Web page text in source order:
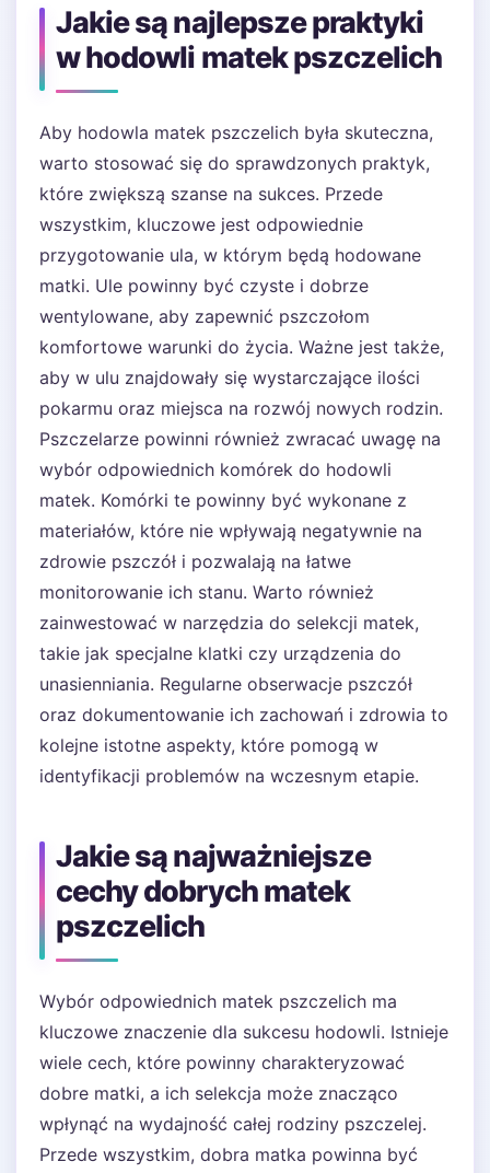
Jakie są najlepsze praktyki
w hodowli matek pszczelich
Aby hodowla matek pszczelich była skuteczna,
warto stosować się do sprawdzonych praktyk,
które zwiększą szanse na sukces. Przede
wszystkim, kluczowe jest odpowiednie
przygotowanie ula, w którym będą hodowane
matki. Ule powinny być czyste i dobrze
wentylowane, aby zapewnić pszczołom
komfortowe warunki do życia. Ważne jest także,
aby w ulu znajdowały się wystarczające ilości
pokarmu oraz miejsca na rozwój nowych rodzin.
Pszczelarze powinni również zwracać uwagę na
wybór odpowiednich komórek do hodowli
matek. Komórki te powinny być wykonane z
materiałów, które nie wpływają negatywnie na
zdrowie pszczół i pozwalają na łatwe
monitorowanie ich stanu. Warto również
zainwestować w narzędzia do selekcji matek,
takie jak specjalne klatki czy urządzenia do
unasienniania. Regularne obserwacje pszczół
oraz dokumentowanie ich zachowań i zdrowia to
kolejne istotne aspekty, które pomogą w
identyfikacji problemów na wczesnym etapie.
Jakie są najważniejsze
cechy dobrych matek
pszczelich
Wybór odpowiednich matek pszczelich ma
kluczowe znaczenie dla sukcesu hodowli. Istnieje
wiele cech, które powinny charakteryzować
dobre matki, a ich selekcja może znacząco
wpłynąć na wydajność całej rodziny pszczelej.
Przede wszystkim, dobra matka powinna być